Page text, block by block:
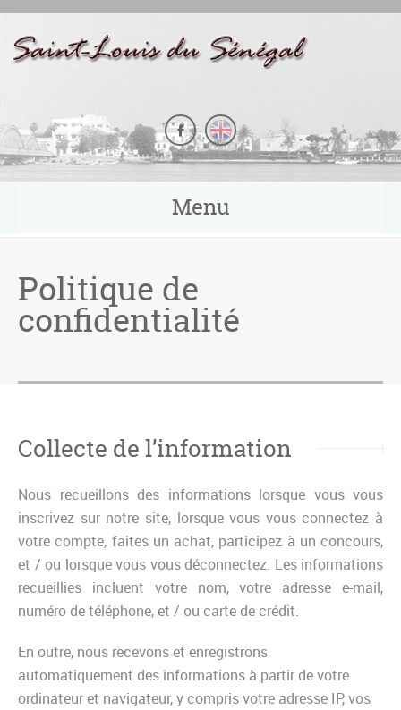
Menu
Politique de
confidentialité
Collecte de l’information
Nous recueillons des informations lorsque vous vous
inscrivez sur notre site, lorsque vous vous connectez à
votre compte, faites un achat, participez à un concours,
et / ou lorsque vous vous déconnectez. Les informations
recueillies incluent votre nom, votre adresse e-mail,
numéro de téléphone, et / ou carte de crédit.
En outre, nous recevons et enregistrons
automatiquement des informations à partir de votre
ordinateur et navigateur, y compris votre adresse IP, vos
Panneau de gestion des cookies